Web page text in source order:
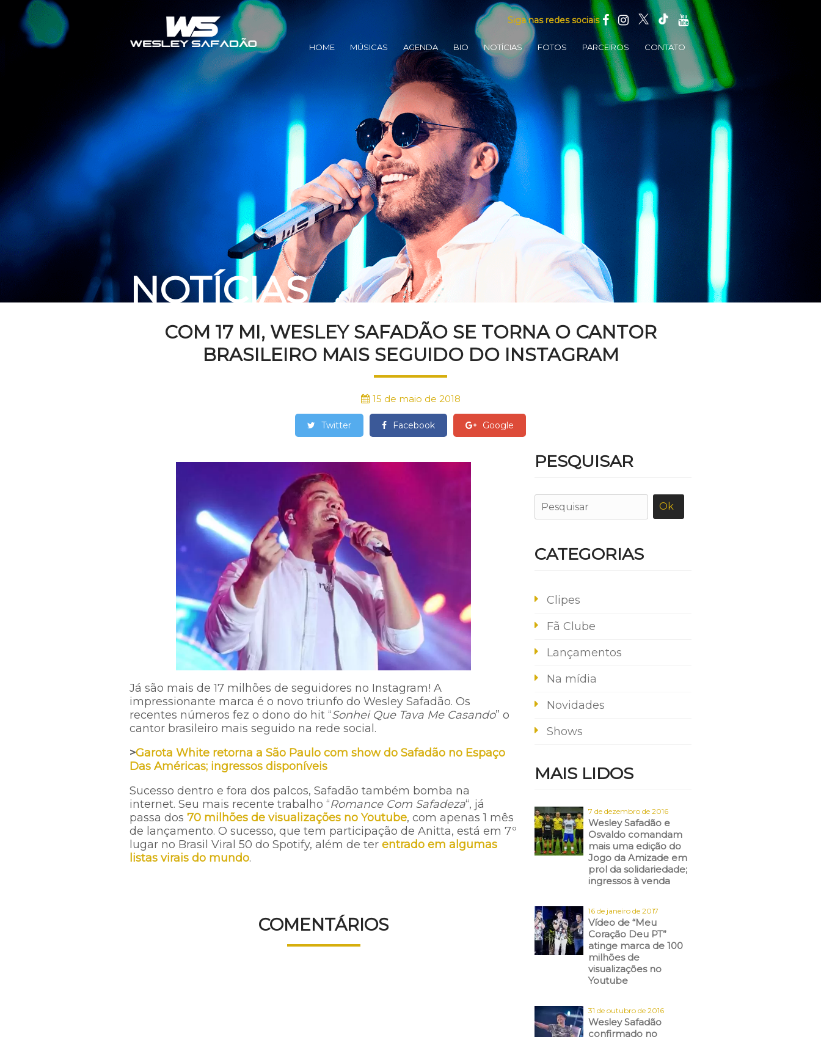
Siga nas redes sociais
HOME MÚSICAS AGENDA BIO NOTÍCIAS FOTOS PARCEIROS CONTATO
NOTÍCIAS
COM 17 MI, WESLEY SAFADÃO SE TORNA O CANTOR
BRASILEIRO MAIS SEGUIDO DO INSTAGRAM
15 de maio de 2018
Twitter Facebook Google
Já são mais de 17 milhões de seguidores no Instagram! A
impressionante marca é o novo triunfo do Wesley Safadão. Os
recentes números fez o dono do hit “Sonhei Que Tava Me Casando” o
cantor brasileiro mais seguido na rede social.
>Garota White retorna a São Paulo com show do Safadão no Espaço
Das Américas; ingressos disponíveis
Sucesso dentro e fora dos palcos, Safadão também bomba na
internet. Seu mais recente trabalho “Romance Com Safadeza“, já
passa dos 70 milhões de visualizações no Youtube, com apenas 1 mês
de lançamento. O sucesso, que tem participação de Anitta, está em 7º
lugar no Brasil Viral 50 do Spotify, além de ter entrado em algumas
listas virais do mundo.
COMENTÁRIOS
PESQUISAR
CATEGORIAS
Clipes
Fã Clube
Lançamentos
Na mídia
Novidades
Shows
MAIS LIDOS
7 de dezembro de 2016
Wesley Safadão e
Osvaldo comandam
mais uma edição do
Jogo da Amizade em
prol da solidariedade;
ingressos à venda
16 de janeiro de 2017
Vídeo de “Meu
Coração Deu PT”
atinge marca de 100
milhões de
visualizações no
Youtube
31 de outubro de 2016
Wesley Safadão
confirmado no